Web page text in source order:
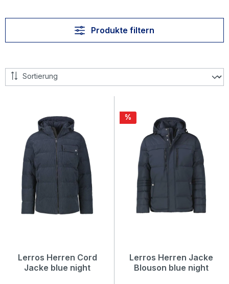
Produkte filtern
Lerros Herren Cord
Jacke blue night
Rabatt
%
Lerros Herren Jacke
Blouson blue night